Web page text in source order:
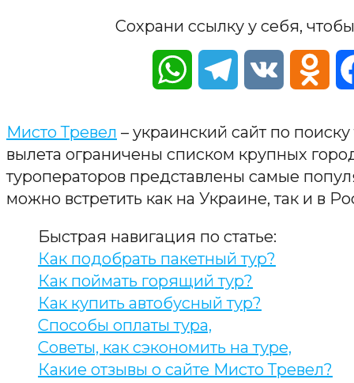
Сохрани ссылку у себя,
WhatsAppTelegramVK
Мисто Тревел – украинский сайт по
вылета ограничены списком крупных
туроператоров представлены самые
можно встретить как на Украине, так и в
Быстрая навигация по статье:
Как подобрать пакетный тур?
Как поймать горящий тур?
Как купить автобусный тур?
Способы оплаты тура,
Советы, как сэкономить на туре,
Какие отзывы о сайте Мисто Тревел?